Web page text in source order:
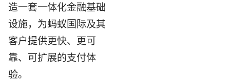
造一套一体化金融基础
设施，为蚂蚁国际及其
客户提供更快、更可
靠、可扩展的支付体
验。